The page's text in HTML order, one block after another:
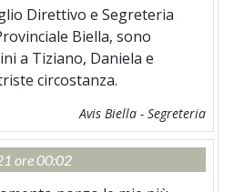
Direttivo e Segreteria
Biella, sono
a Tiziano, Daniela e
circostanza.
Avis Biella - Segreteria
ore 00:02